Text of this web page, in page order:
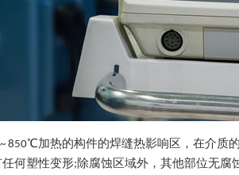
850℃加热的构件的焊缝热影响区，在介质
何塑性变形;除腐蚀区域外，其他部位无